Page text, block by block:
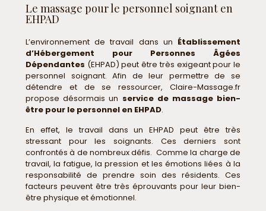
Le massage pour le personnel soignant en
EHPAD
L’environnement de travail dans un Établissement
d’Hébergement pour Personnes Âgées
Dépendantes (EHPAD) peut être très exigeant pour le
personnel soignant. Afin de leur permettre de se
détendre et de se ressourcer, Claire-Massage.fr
propose désormais un service de massage bien-
être pour le personnel en EHPAD.
En effet, le travail dans un EHPAD peut être très
stressant pour les soignants. Ces derniers sont
confrontés à de nombreux défis. Comme la charge de
travail, la fatigue, la pression et les émotions liées à la
responsabilité de prendre soin des résidents. Ces
facteurs peuvent être très éprouvants pour leur bien-
être physique et émotionnel.